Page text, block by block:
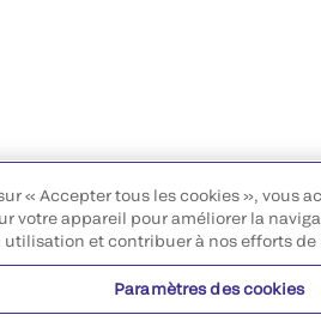
« Accepter tous les cookies », vous
votre appareil pour améliorer la
utilisation et contribuer à nos efforts
Paramètres des cookies